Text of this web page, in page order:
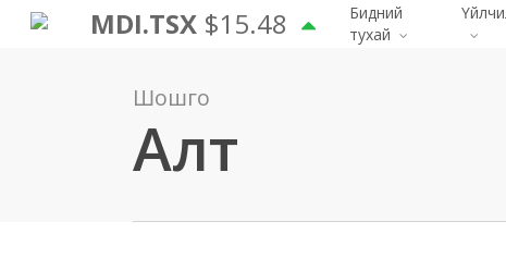
Үндсэн
MDI.TSX $15.48
Бидний
тухай
Шошго
Алт